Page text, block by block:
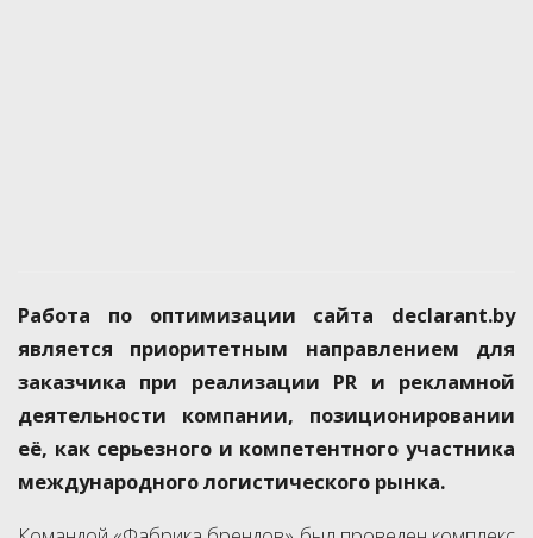
Работа по оптимизации сайта declarant.by
является приоритетным направлением для
заказчика при реализации PR и рекламной
деятельности компании, позиционировании
её, как серьезного и компетентного участника
международного логистического рынка.